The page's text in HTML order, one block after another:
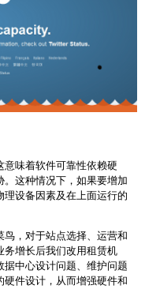
味着软件可靠性依赖硬
这种情况下，如果要增加
设备因素及在上面运行的
，对于站点选择、运营和
增长后我们改用租赁机
中心设计问题、维护问题
件设计，从而增强硬件和